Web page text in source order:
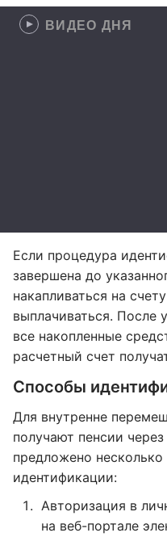
ВИДЕО ДНЯ
Если процедура
завершена до
накапливаться на
выплачиваться. После
все накопленные
расчетный счет
Способы
Для внутренне
получают пенсии
предложено
идентификации:
Авторизация в
на веб-портале